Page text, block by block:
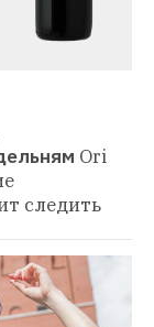
Ori
следить